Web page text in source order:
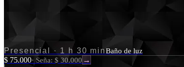
Presencial · 1 h 30 minBaño de luz
$ 75.000· Seña: $ 30.000 →